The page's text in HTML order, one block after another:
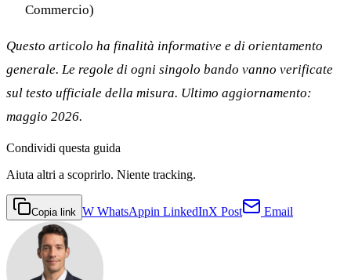
Commercio)
Questo articolo ha finalità informative e di orientamento
generale. Le regole di ogni singolo bando vanno verificate
sul testo ufficiale della misura. Ultimo aggiornamento:
maggio 2026.
Condividi questa guida
Aiuta altri a scoprirlo. Niente tracking.
Copia link W WhatsAppin LinkedInX Post Email